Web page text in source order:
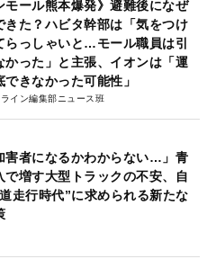
モール熊本爆発》避難後になぜ
きた？ハビタ幹部は「気をつけ
らっしゃいと…モール職員は引
かった」と主張、イオンは「運
できなかった可能性」
イン編集部ニュース班
害者になるかわからない…」青
で増す大型トラックの不安、自
走行時代”に求められる新たな